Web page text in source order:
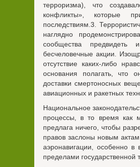
терроризма), что
конфликты», которые
последствиям.3.
наглядно
сообщества предвидеть
бесчеловечные акции.
отсутствие каких-либо
основания полагать, что
доставки смертоносных
авиационных и ракетных
Национальное
процессы, в то время как
предлага ничего, чтобы
правов заслоны новым актам
аэронавигации, особенно в
пределами государственной